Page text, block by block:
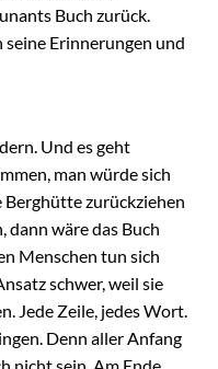
Buch zurück.
Erinnerungen und
Und es geht
man würde sich
Berghütte zurückziehen
dann wäre das Buch
Menschen tun sich
schwer, weil sie
Jede Zeile, jedes Wort.
Denn aller Anfang